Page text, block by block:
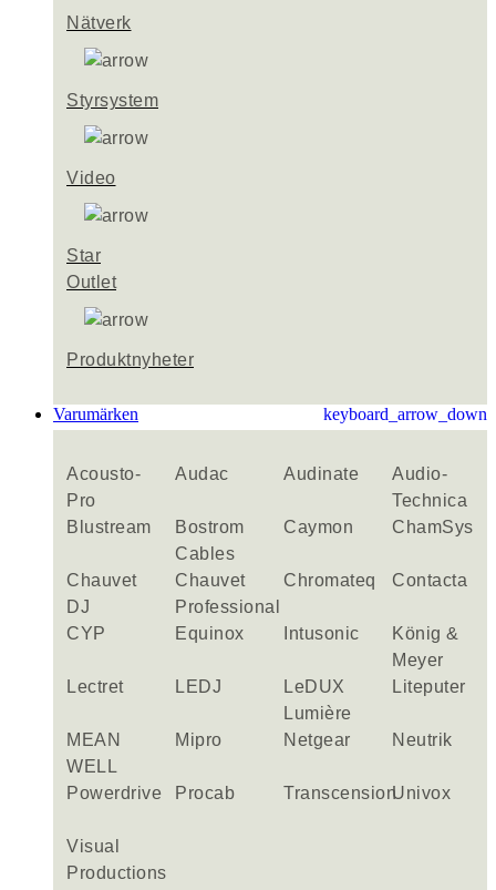
Nätverk
Styrsystem
Video
Star
Outlet
Produktnyheter
Varumärken keyboard_arrow_down
Acousto-
Pro
Audac Audinate
Audio-
Technica
Blustream
Bostrom
Cables
Caymon ChamSys
Chauvet
DJ
Chauvet
Professional
Chromateq Contacta
CYP Equinox Intusonic
König &
Meyer
Lectret
LEDJ
LeDUX
Lumière
Liteputer
MEAN
WELL
Mipro Netgear Neutrik
Powerdrive Procab TranscensionUnivox
Visual
Productions